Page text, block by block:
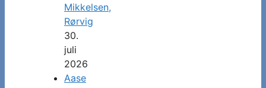
Mikkelsen,
Rørvig
30.
juli
2026
Aase